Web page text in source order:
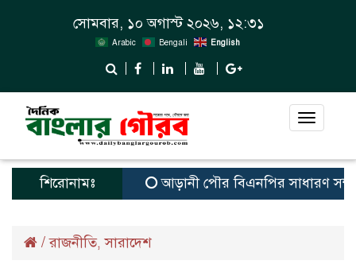
সোমবার, ১০ অগাস্ট ২০২৬, ১২:৩১
Arabic Bengali English
Toggle
শিরোনামঃ আড়ানী পৌর বিএনপির সাধারণ
/রাজনীতি,সারাদেশ